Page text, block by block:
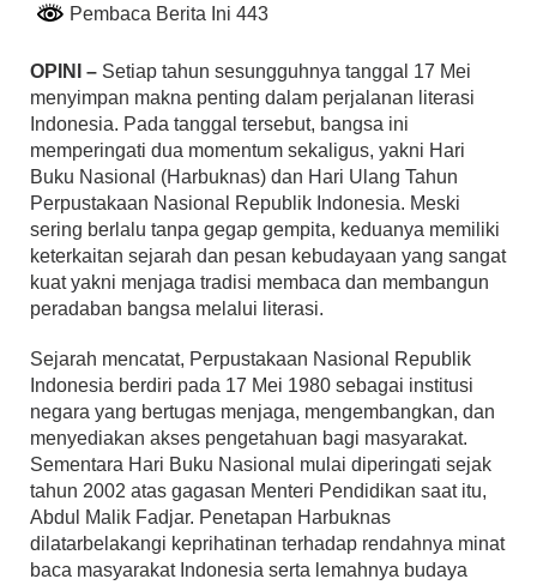
Pembaca Berita Ini 443
OPINI – Setiap tahun sesungguhnya tanggal 17 Mei
menyimpan makna penting dalam perjalanan literasi
Indonesia. Pada tanggal tersebut, bangsa ini
memperingati dua momentum sekaligus, yakni Hari
Buku Nasional (Harbuknas) dan Hari Ulang Tahun
Perpustakaan Nasional Republik Indonesia. Meski
sering berlalu tanpa gegap gempita, keduanya memiliki
keterkaitan sejarah dan pesan kebudayaan yang sangat
kuat yakni menjaga tradisi membaca dan membangun
peradaban bangsa melalui literasi.
Sejarah mencatat, Perpustakaan Nasional Republik
Indonesia berdiri pada 17 Mei 1980 sebagai institusi
negara yang bertugas menjaga, mengembangkan, dan
menyediakan akses pengetahuan bagi masyarakat.
Sementara Hari Buku Nasional mulai diperingati sejak
tahun 2002 atas gagasan Menteri Pendidikan saat itu,
Abdul Malik Fadjar. Penetapan Harbuknas
dilatarbelakangi keprihatinan terhadap rendahnya minat
baca masyarakat Indonesia serta lemahnya budaya